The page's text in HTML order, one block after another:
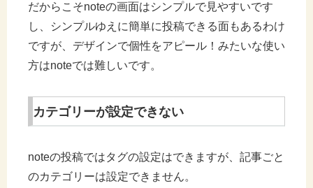
だからこそnoteの画面はシンプルで見やすいです
し、シンプルゆえに簡単に投稿できる面もあるわけ
ですが、デザインで個性をアピール！みたいな使い
方はnoteでは難しいです。
カテゴリーが設定できない
noteの投稿ではタグの設定はできますが、記事ごと
のカテゴリーは設定できません。